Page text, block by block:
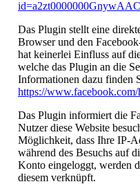
Das Plugin stellt eine
Browser und den
hat keinerlei Einfluss auf
welche das Plugin an die
Informationen dazu finden
https://
Das Plugin informiert die
Nutzer diese Website
Möglichkeit, dass Ihre IP-
während des Besuchs auf
Konto eingeloggt, werden
diesem verknüpft.